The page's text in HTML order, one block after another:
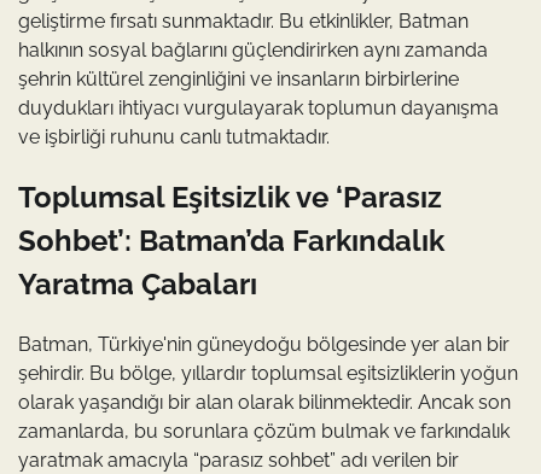
geliştirme fırsatı sunmaktadır. Bu etkinlikler, Batman
halkının sosyal bağlarını güçlendirirken aynı zamanda
şehrin kültürel zenginliğini ve insanların birbirlerine
duydukları ihtiyacı vurgulayarak toplumun dayanışma
ve işbirliği ruhunu canlı tutmaktadır.
Toplumsal Eşitsizlik ve ‘Parasız
Sohbet’: Batman’da Farkındalık
Yaratma Çabaları
Batman, Türkiye'nin güneydoğu bölgesinde yer alan bir
şehirdir. Bu bölge, yıllardır toplumsal eşitsizliklerin yoğun
olarak yaşandığı bir alan olarak bilinmektedir. Ancak son
zamanlarda, bu sorunlara çözüm bulmak ve farkındalık
yaratmak amacıyla “parasız sohbet” adı verilen bir